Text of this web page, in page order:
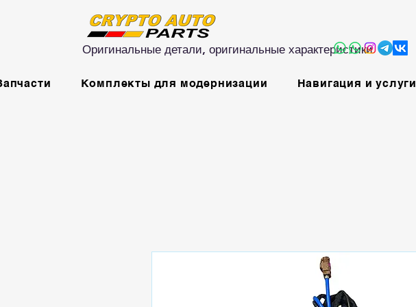
Оригинальные детали, оригинальные характеристики
Комплекты для модернизации Навигация и услуги